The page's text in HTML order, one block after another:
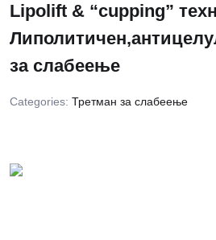
Lipolift & “cupping”
за слабеење
Categories: Третман за слабеење